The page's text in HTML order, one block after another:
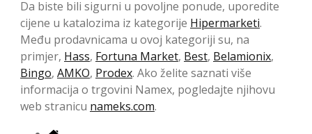
Da biste bili sigurni u povoljne ponude, uporedite
cijene u katalozima iz kategorije Hipermarketi.
Među prodavnicama u ovoj kategoriji su, na
primjer, Hass, Fortuna Market, Best, Belamionix,
Bingo, AMKO, Prodex. Ako želite saznati više
informacija o trgovini Namex, pogledajte njihovu
web stranicu nameks.com.